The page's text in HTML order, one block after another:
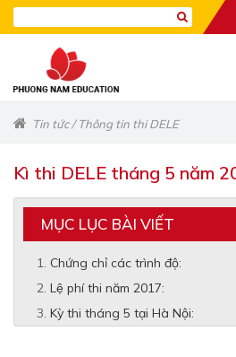
Tin tức/Thông tin thi DELE
Kì thi DELE tháng 5 năm
MỤC LỤC BÀI VIẾT
Chứng chỉ các trình độ:
Lệ phí thi năm 2017:
Kỳ thi tháng 5 tại Hà Nội: